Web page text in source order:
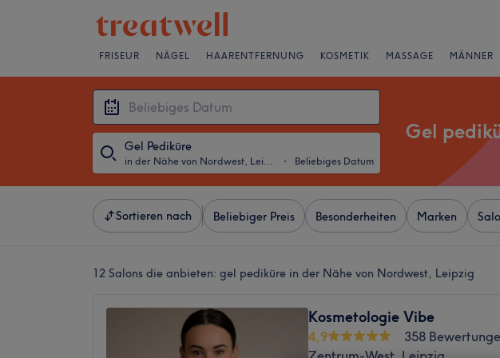
FRISEUR NÄGEL HAARENTFERNUNG KOSMETIK MASSAGE MÄNNER
Gel Pediküre
in der Nähe von Nordwest, Leipzig ・ Beliebiges Datum
Gel
Sortieren nach Beliebiger Preis Besonderheiten Marken
12 Salons die anbieten: gel pediküre in der Nähe von Nordwest, Leipzig
Kosmetologie Vibe
4,9
358